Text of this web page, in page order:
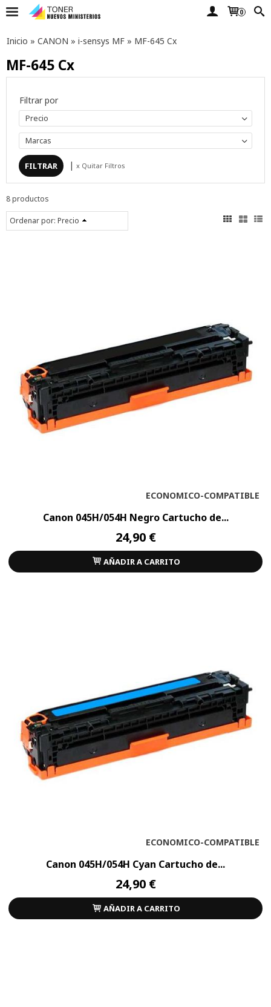
0
Inicio » CANON » i-sensys MF » MF-645 Cx
MF-645 Cx
Filtrar por
Precio
Marcas
| x Quitar Filtros
8 productos
Ordenar por: Precio
ECONOMICO-COMPATIBLE
Canon 045H/054H Negro Cartucho de...
24,90 €
AÑADIR A CARRITO
ECONOMICO-COMPATIBLE
Canon 045H/054H Cyan Cartucho de...
24,90 €
AÑADIR A CARRITO